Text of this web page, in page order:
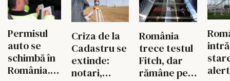
vârf
drogurilor
Permisul
auto se
schimbă în
România.
Criza de la
Cadastru se
extinde:
notari,
România
trece testul
Fitch, dar
rămâne pe